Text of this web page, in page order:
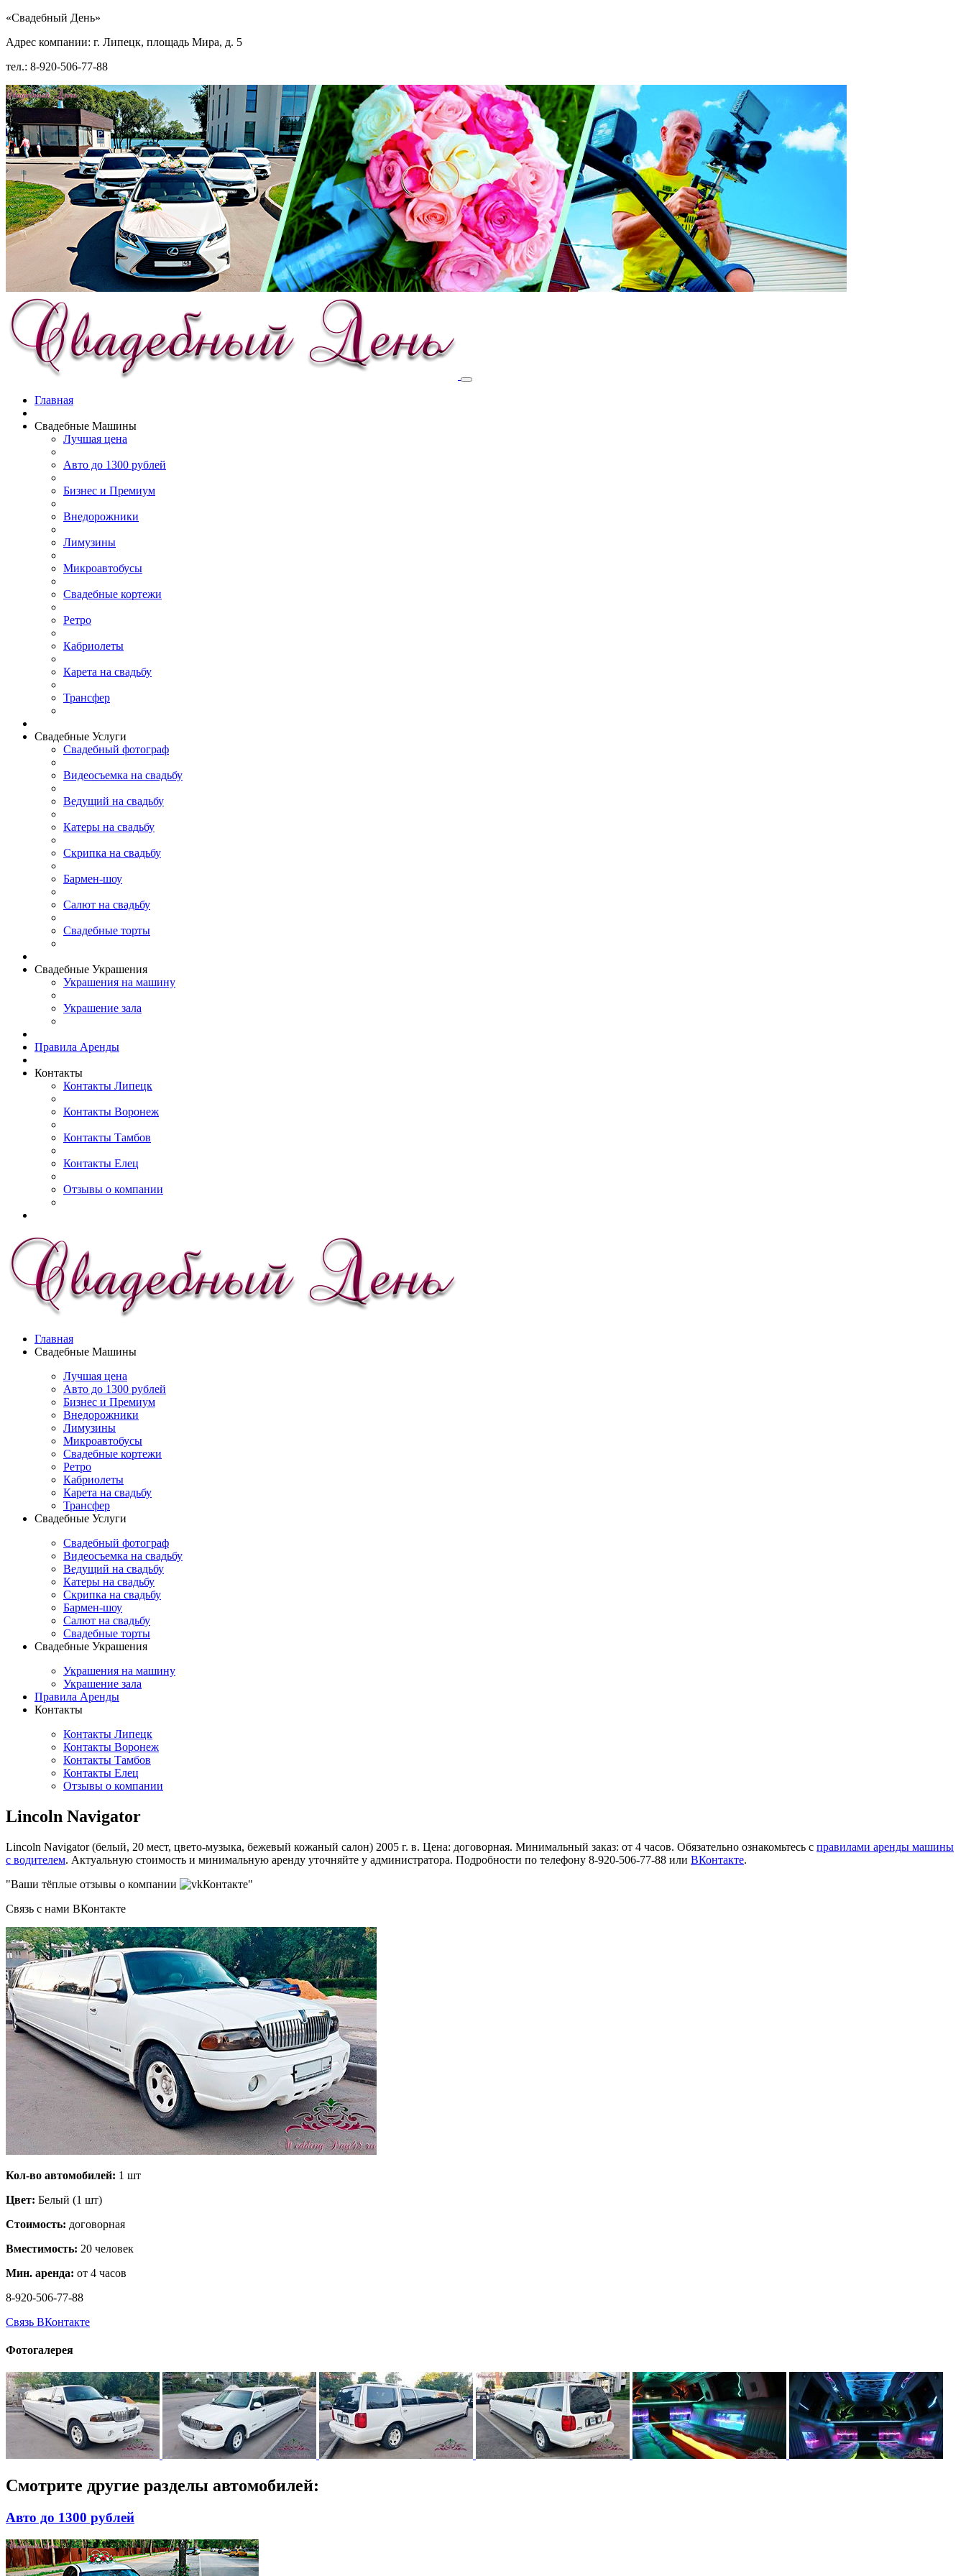
«Свадебный День»
Адрес компании: г. Липецк, площадь Мира, д. 5
тел.: 8-920-506-77-88
Главная
Свадебные Машины
Лучшая цена
Авто до 1300 рублей
Бизнес и Премиум
Внедорожники
Лимузины
Микроавтобусы
Свадебные кортежи
Ретро
Кабриолеты
Карета на свадьбу
Трансфер
Свадебные Услуги
Свадебный фотограф
Видеосъемка на свадьбу
Ведущий на свадьбу
Катеры на свадьбу
Скрипка на свадьбу
Бармен-шоу
Салют на свадьбу
Свадебные торты
Свадебные Украшения
Украшения на машину
Украшение зала
Правила Аренды
Контакты
Контакты Липецк
Контакты Воронеж
Контакты Тамбов
Контакты Елец
Отзывы о компании
Главная
Свадебные Машины
Лучшая цена
Авто до 1300 рублей
Бизнес и Премиум
Внедорожники
Лимузины
Микроавтобусы
Свадебные кортежи
Ретро
Кабриолеты
Карета на свадьбу
Трансфер
Свадебные Услуги
Свадебный фотограф
Видеосъемка на свадьбу
Ведущий на свадьбу
Катеры на свадьбу
Скрипка на свадьбу
Бармен-шоу
Салют на свадьбу
Свадебные торты
Свадебные Украшения
Украшения на машину
Украшение зала
Правила Аренды
Контакты
Контакты Липецк
Контакты Воронеж
Контакты Тамбов
Контакты Елец
Отзывы о компании
Lincoln Navigator
Lincoln Navigator (белый, 20 мест, цвето-музыка, бежевый кожаный салон) 2005 г. в. Цена: договорная. Минимальный заказ: от 4 часов. Обязательно ознакомьтесь с правилами аренды машины
с водителем. Актуальную стоимость и минимальную аренду уточняйте у администратора. Подробности по телефону 8-920-506-77-88 или ВКонтакте.
"Ваши тёплые отзывы о компании
Контакте"
Связь с нами ВКонтакте
Кол-во автомобилей: 1 шт
Цвет: Белый (1 шт)
Стоимость: договорная
Вместимость: 20 человек
Мин. аренда: от 4 часов
8-920-506-77-88
Связь ВКонтакте
Фотогалерея
Смотрите другие разделы автомобилей:
Авто до 1300 рублей